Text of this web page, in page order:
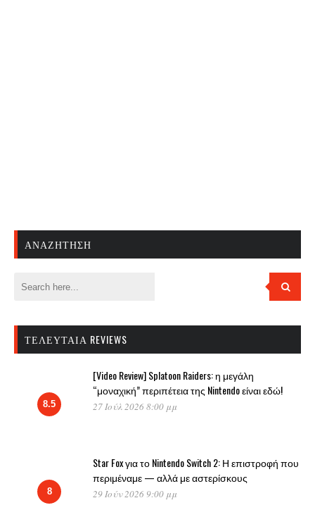
ΑΝΑΖΉΤΗΣΗ
ΤΕΛΕΥΤΑΊΑ REVIEWS
8.5
[Video Review] Splatoon Raiders: η μεγάλη
“μοναχική” περιπέτεια της Nintendo είναι εδώ!
27 Ιούλ 2026 8:00 μμ
8
Star Fox για το Nintendo Switch 2: Η επιστροφή που
περιμέναμε — αλλά με αστερίσκους
29 Ιούν 2026 9:00 μμ